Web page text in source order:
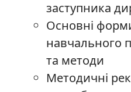
заступника
Основні
навчального
та методи
Методичні